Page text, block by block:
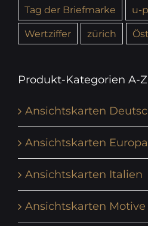
Tag der Briefmarke
u-
Wertziffer
zürich
Produkt-Kategorien A-Z
Ansichtskarten
Ansichtskarten Europa
Ansichtskarten Italien
Ansichtskarten Motive